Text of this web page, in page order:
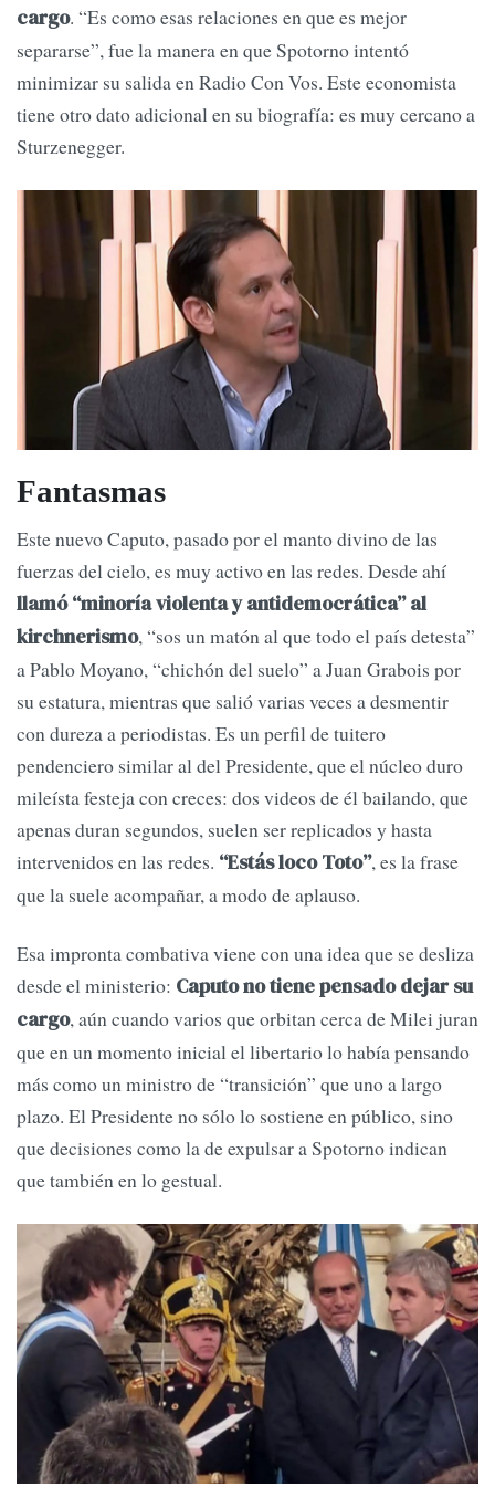
cargo. “Es como esas relaciones en que es mejor
separarse”, fue la manera en que Spotorno intentó
minimizar su salida en Radio Con Vos. Este economista
tiene otro dato adicional en su biografía: es muy cercano a
Sturzenegger.
Fantasmas
Este nuevo Caputo, pasado por el manto divino de las
fuerzas del cielo, es muy activo en las redes. Desde ahí
llamó “minoría violenta y antidemocrática” al
kirchnerismo, “sos un matón al que todo el país detesta”
a Pablo Moyano, “chichón del suelo” a Juan Grabois por
su estatura, mientras que salió varias veces a desmentir
con dureza a periodistas. Es un perfil de tuitero
pendenciero similar al del Presidente, que el núcleo duro
mileísta festeja con creces: dos videos de él bailando, que
apenas duran segundos, suelen ser replicados y hasta
intervenidos en las redes. “Estás loco Toto”, es la frase
que la suele acompañar, a modo de aplauso.
Esa impronta combativa viene con una idea que se desliza
desde el ministerio: Caputo no tiene pensado dejar su
cargo, aún cuando varios que orbitan cerca de Milei juran
que en un momento inicial el libertario lo había pensando
más como un ministro de “transición” que uno a largo
plazo. El Presidente no sólo lo sostiene en público, sino
que decisiones como la de expulsar a Spotorno indican
que también en lo gestual.